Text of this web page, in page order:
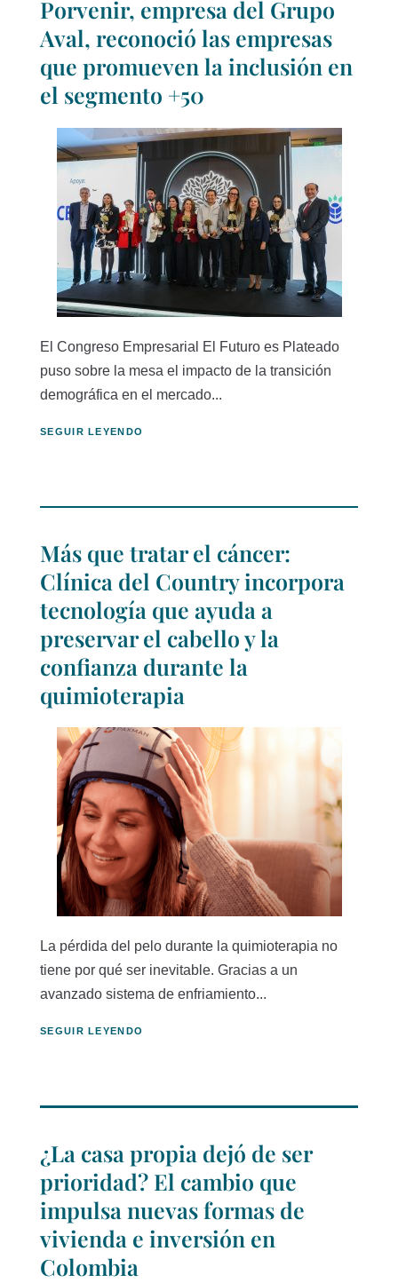
Porvenir, empresa del Grupo
Aval, reconoció las empresas
que promueven la inclusión en
el segmento +50
El Congreso Empresarial El Futuro es Plateado
puso sobre la mesa el impacto de la transición
demográfica en el mercado...
SEGUIR LEYENDO
Más que tratar el cáncer:
Clínica del Country incorpora
tecnología que ayuda a
preservar el cabello y la
confianza durante la
quimioterapia
La pérdida del pelo durante la quimioterapia no
tiene por qué ser inevitable. Gracias a un
avanzado sistema de enfriamiento...
SEGUIR LEYENDO
¿La casa propia dejó de ser
prioridad? El cambio que
impulsa nuevas formas de
vivienda e inversión en
Colombia